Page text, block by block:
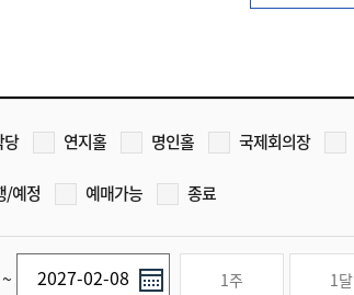
당 연지홀 명인홀 국제회의장
/예정 예매가능 종료
~ 1주 1달